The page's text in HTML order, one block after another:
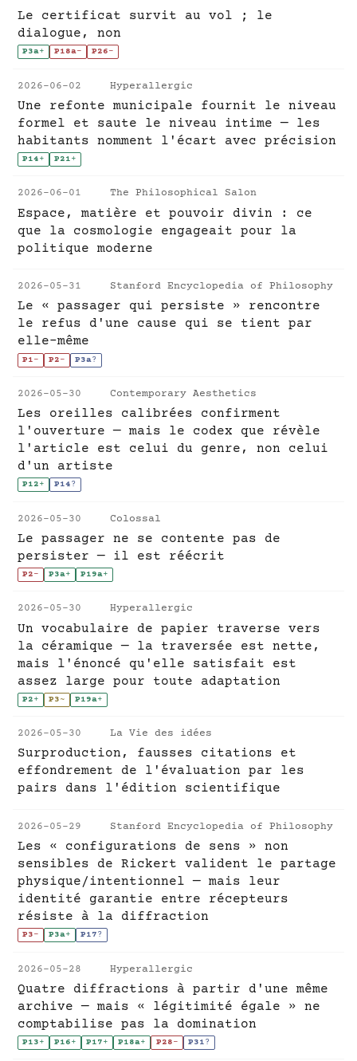
Le certificat survit au vol ; le
dialogue, non
P3a+ P18a- P26-
2026-06-02 Hyperallergic
Une refonte municipale fournit le niveau
formel et saute le niveau intime — les
habitants nomment l'écart avec précision
P14+ P21+
2026-06-01 The Philosophical Salon
Espace, matière et pouvoir divin : ce
que la cosmologie engageait pour la
politique moderne
2026-05-31 Stanford Encyclopedia of Philosophy
Le « passager qui persiste » rencontre
le refus d'une cause qui se tient par
elle-même
P1- P2- P3a?
2026-05-30 Contemporary Aesthetics
Les oreilles calibrées confirment
l'ouverture — mais le codex que révèle
l'article est celui du genre, non celui
d'un artiste
P12+ P14?
2026-05-30 Colossal
Le passager ne se contente pas de
persister — il est réécrit
P2- P3a+ P19a+
2026-05-30 Hyperallergic
Un vocabulaire de papier traverse vers
la céramique — la traversée est nette,
mais l'énoncé qu'elle satisfait est
assez large pour toute adaptation
P2+ P3~ P19a+
2026-05-30 La Vie des idées
Surproduction, fausses citations et
effondrement de l'évaluation par les
pairs dans l'édition scientifique
2026-05-29 Stanford Encyclopedia of Philosophy
Les « configurations de sens » non
sensibles de Rickert valident le partage
physique/intentionnel — mais leur
identité garantie entre récepteurs
résiste à la diffraction
P3- P3a+ P17?
2026-05-28 Hyperallergic
Quatre diffractions à partir d'une même
archive — mais « légitimité égale » ne
comptabilise pas la domination
P13+ P16+ P17+ P18a+ P28- P31?